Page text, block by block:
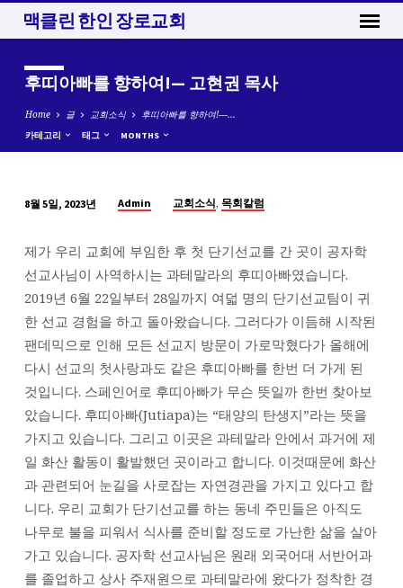
맥클린 한인 장로교회
후띠아빠를 향하여!— 고현권 목사
Home 글 교회소식 후띠아빠를 향하여!—…
카테고리 태그 MONTHS
띠
아
빠
를
향
하
여!
—
고
현
권
목
사
8월 5일, 2023년 Admin 교회소식,목회칼럼
제가 우리 교회에 부임한 후 첫 단기선교를 간 곳이 공자학
선교사님이 사역하시는 과테말라의 후띠아빠였습니다.
2019년 6월 22일부터 28일까지 여덟 명의 단기선교팀이 귀
한 선교 경험을 하고 돌아왔습니다. 그러다가 이듬해 시작된
팬데믹으로 인해 모든 선교지 방문이 가로막혔다가 올해에
다시 선교의 첫사랑과도 같은 후띠아빠를 한번 더 가게 된
것입니다. 스페인어로 후띠아빠가 무슨 뜻일까 한번 찾아보
았습니다. 후띠아빠(Jutiapa)는 “태양의 탄생지”라는 뜻을
가지고 있습니다. 그리고 이곳은 과테말라 안에서 과거에 제
일 화산 활동이 활발했던 곳이라고 합니다. 이것때문에 화산
과 관련되어 눈길을 사로잡는 자연경관을 가지고 있다고 합
니다. 우리 교회가 단기선교를 하는 동네 주민들은 아직도
나무로 불을 피워서 식사를 준비할 정도로 가난한 삶을 살아
가고 있습니다. 공자학 선교사님은 원래 외국어대 서반어과
를 졸업하고 상사 주재원으로 과테말라에 왔다가 정착한 경